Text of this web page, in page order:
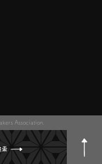
Association.
索